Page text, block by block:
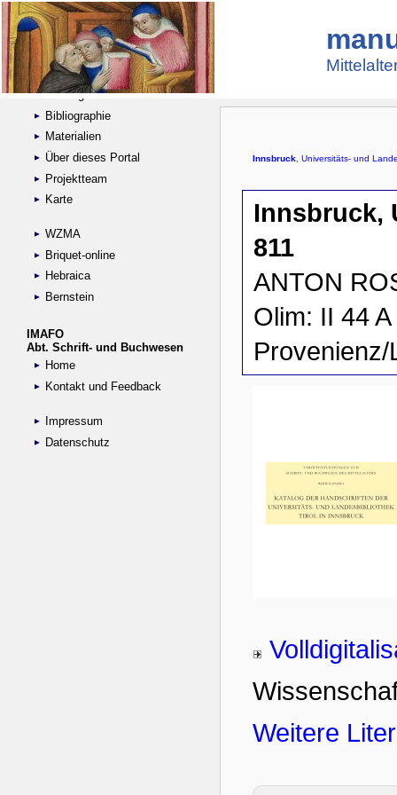
Suche
Handschriftensammlungen
Digitalisierte Handschriften
Kataloge
Bibliographie
Materialien
Über dieses Portal
Projektteam
Karte
WZMA
Briquet-online
Hebraica
Bernstein
IMAFO
Abt. Schrift- und Buchwesen
Home
Kontakt und Feedback
Impressum
Datenschutz